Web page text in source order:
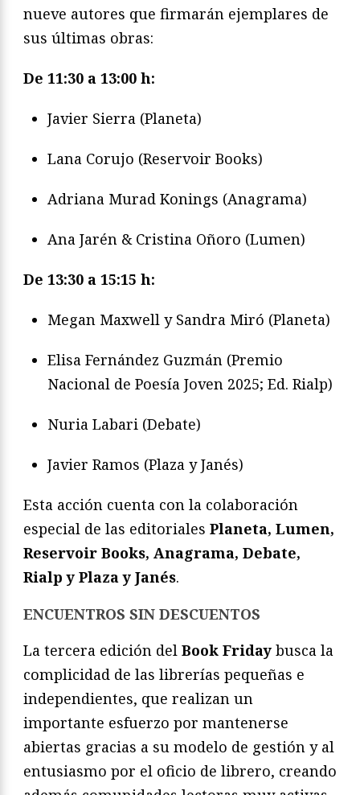
nueve autores que firmarán ejemplares de
sus últimas obras:
De 11:30 a 13:00 h:
Javier Sierra (Planeta)
Lana Corujo (Reservoir Books)
Adriana Murad Konings (Anagrama)
Ana Jarén & Cristina Oñoro (Lumen)
De 13:30 a 15:15 h:
Megan Maxwell y Sandra Miró (Planeta)
Elisa Fernández Guzmán (Premio
Nacional de Poesía Joven 2025; Ed. Rialp)
Nuria Labari (Debate)
Javier Ramos (Plaza y Janés)
Esta acción cuenta con la colaboración
especial de las editoriales Planeta, Lumen,
Reservoir Books, Anagrama, Debate,
Rialp y Plaza y Janés.
ENCUENTROS SIN DESCUENTOS
La tercera edición del Book Friday busca la
complicidad de las librerías pequeñas e
independientes, que realizan un
importante esfuerzo por mantenerse
abiertas gracias a su modelo de gestión y al
entusiasmo por el oficio de librero, creando